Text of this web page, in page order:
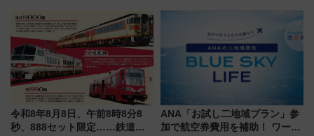
ホテル情報まとめ
同時開催！
令和8年8月8日、午前8時8分8
秒、888セット限定……鉄道各
ANA「お試し二地域プラン」参
加で航空券費用を補助！ ワーケ